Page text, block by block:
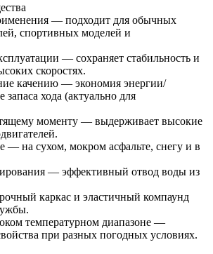
— подходит для обычных
спортивных моделей и
— сохраняет стабильность и
скоростях.
качению — экономия энергии/
запаса хода (актуально для
моменту — выдерживает высокие
— на сухом, мокром асфальте, снегу и в
— эффективный отвод воды из
каркас и эластичный компаунд
температурном диапазоне —
при разных погодных условиях.